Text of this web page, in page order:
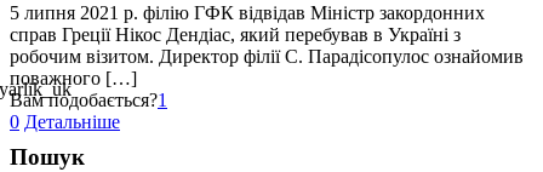
5 липня 2021 р. філію ГФК відвідав Міністр закордонних
справ Греції Нікос Дендіас, який перебував в Україні з
робочим візитом. Директор філії С. Парадісопулос ознайомив
поважного […]
Вам подобається?1
0 Детальніше
Пошук